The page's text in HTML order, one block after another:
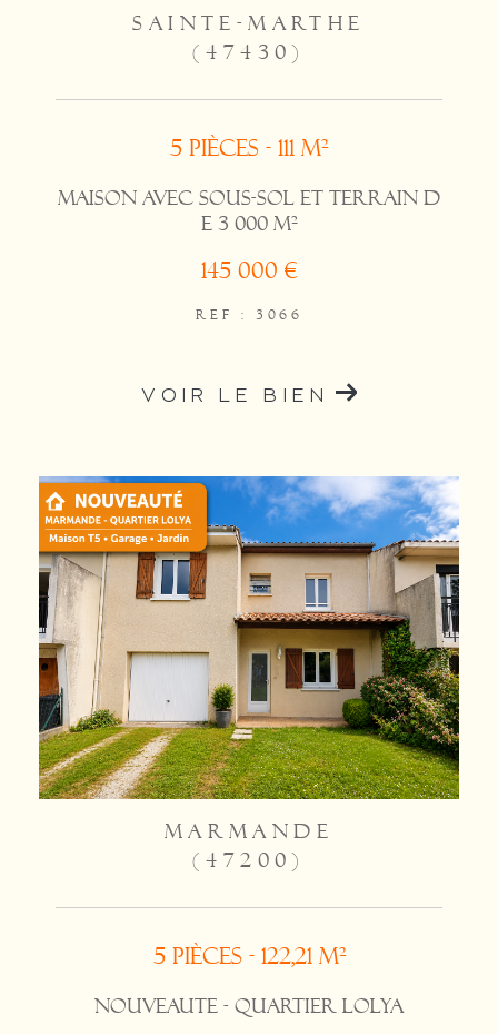
SAINTE-MARTHE
(47430)
5 pièces - 111 m²
Maison avec sous-sol et terrain d
e 3 000 m²
145 000 €
REF : 3066
VOIR LE BIEN
MARMANDE
(47200)
5 pièces - 122,21 m²
NOUVEAUTE - QUARTIER LOLYA